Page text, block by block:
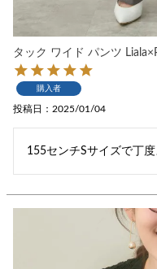
タック ワイド パンツ
購入者
投稿日 2025/01/04
155センチSサイズで丁度